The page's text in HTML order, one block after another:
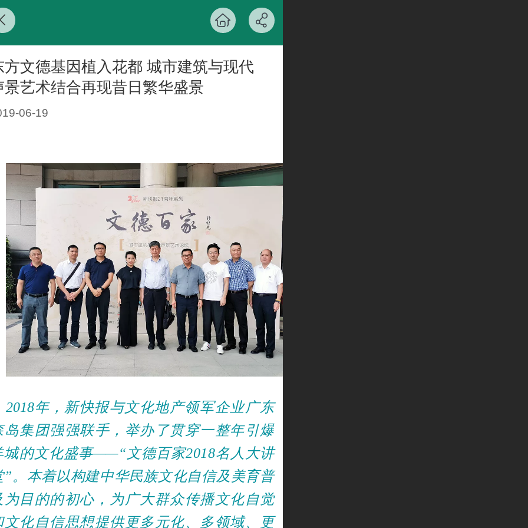
方文德基因植入花都 城市建筑与现代
景艺术结合再现昔日繁华盛景
06-19
2018年， 新快报与文化地产领军企业广东
岛集团强强联手，举办了贯穿一整年引爆
城的文化盛事——“文德百家2018名人大讲
”。本着以构建中华民族文化自信及美育普
为目的的初心，为广大群众传播文化自觉
文化自信思想提供更多元化、多领域、更